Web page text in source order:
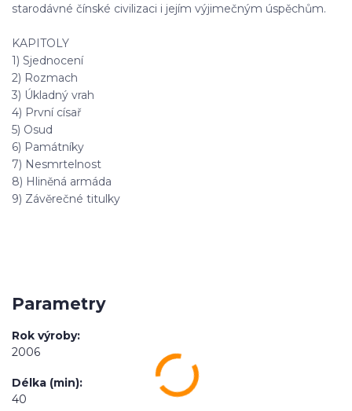
starodávné čínské civilizaci i jejím výjimečným úspěchům.
KAPITOLY
1) Sjednocení
2) Rozmach
3) Úkladný vrah
4) První císař
5) Osud
6) Památníky
7) Nesmrtelnost
8) Hliněná armáda
9) Závěrečné titulky
Parametry
Rok výroby
2006
Délka (min)
40